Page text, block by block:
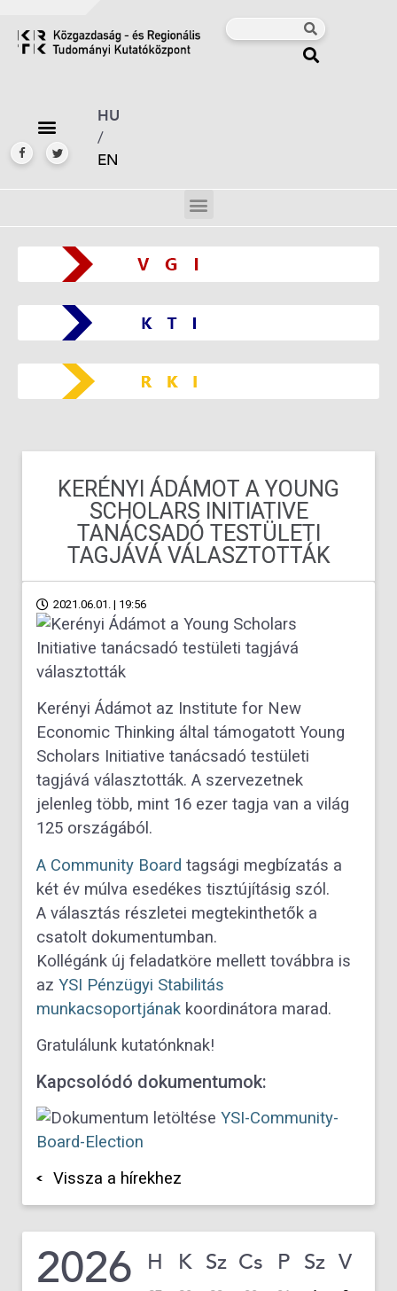
HU
/
EN
KERÉNYI ÁDÁMOT A YOUNG
SCHOLARS INITIATIVE
TANÁCSADÓ TESTÜLETI
TAGJÁVÁ VÁLASZTOTTÁK
2021.06.01. | 19:56
Kerényi Ádámot az Institute for New
Economic Thinking által támogatott Young
Scholars Initiative tanácsadó testületi
tagjává választották. A szervezetnek
jelenleg több, mint 16 ezer tagja van a világ
125 országából.
A Community Board tagsági megbízatás a
két év múlva esedékes tisztújításig szól.
A választás részletei megtekinthetők a
csatolt dokumentumban.
Kollégánk új feladatköre mellett továbbra is
az YSI Pénzügyi Stabilitás
munkacsoportjának koordinátora marad.
Gratulálunk kutatónknak!
Kapcsolódó dokumentumok:
YSI-Community-
Board-Election
Vissza a hírekhez
2026
H K Sz Cs P Sz V